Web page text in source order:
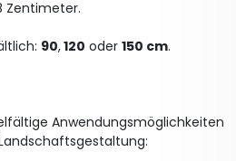
Zentimeter.
90,120 oder 150 cm.
Anwendungsmöglichkeiten